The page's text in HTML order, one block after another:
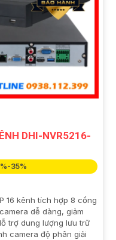
DHI-NVR5216-
35%
16 kênh tích hợp 8 cổng
dễ dàng, giảm
trợ dung lượng lưu trữ
camera độ phân giải